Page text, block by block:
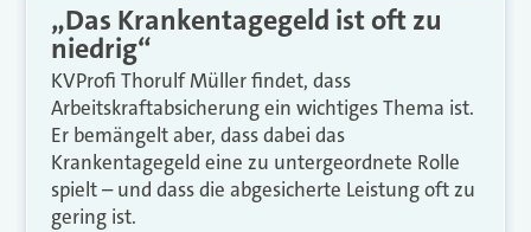
„Das Krankentagegeld ist oft zu
niedrig“
KVProfi Thorulf Müller findet, dass
Arbeitskraftabsicherung ein wichtiges Thema ist.
Er bemängelt aber, dass dabei das
Krankentagegeld eine zu untergeordnete Rolle
spielt – und dass die abgesicherte Leistung oft zu
gering ist.